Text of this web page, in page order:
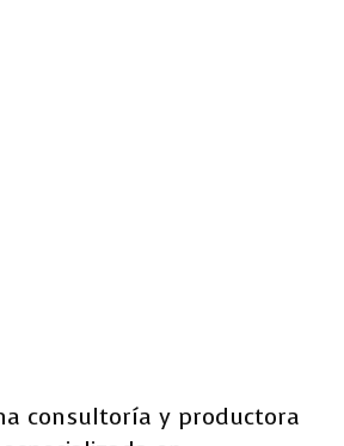
consultoría y productora